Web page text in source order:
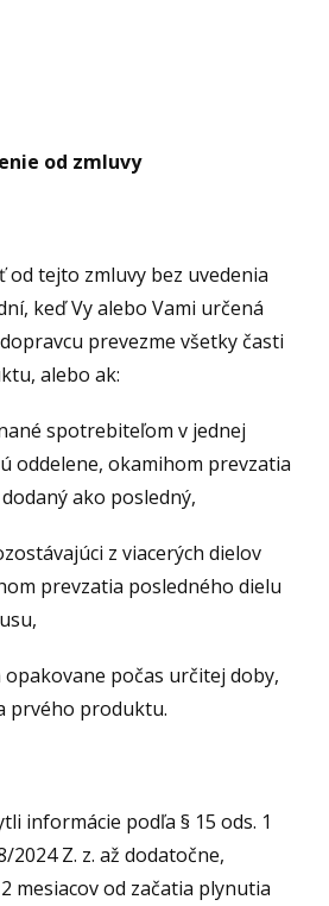
od zmluvy
tejto zmluvy bez uvedenia
keď Vy alebo Vami určená
prevezme všetky časti
alebo ak:
spotrebiteľom v jednej
oddelene, okamihom prevzatia
ako posledný,
z viacerých dielov
prevzatia posledného dielu
počas určitej doby,
prvého produktu.
informácie podľa § 15 ods. 1
2024 Z. z. až dodatočne,
mesiacov od začatia plynutia